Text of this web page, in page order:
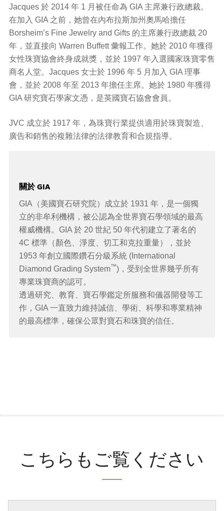
Jacques 於 2014 年 1 月被任命為 GIA 主席兼行政總裁。
在加入 GIA 之前，她曾在內布拉斯加州奧馬哈擔任
Borsheim’s Fine Jewelry and Gifts 的主席兼行政總裁 20
年，並直接向 Warren Buffett 彙報工作。她於 2010 年獲得
女性珠寶協會終身成就獎，並於 1997 年入選國家珠寶零售
商名人堂。Jacques 女士於 1996 年 5 月加入 GIA 理事
會，並於 2008 年至 2013 年擔任主席。她於 1980 年獲得
GIA 研究寶石學家文憑，是英國寶石協會會員。
JVC 成立於 1917 年，為珠寶行業提供適用於珠寶製造、
廣告和銷售的複雜法律的法律教育和合規指導。
關於 GIA
GIA（美國寶石研究院）成立於 1931 年，是一個獨
立的非牟利機構，被公認為全世界寶石學領域的最高
權威機構。GIA 於 20 世紀 50 年代初建立了著名的
4C 標準（顏色、淨度、切工和克拉重量），並於
1953 年創立國際鑽石分級系統 (International
Diamond Grading System™)，受到全世界幾乎所有
專業珠寶商的認可。
透過研究、教育、寶石學鑑定所服務和儀器開發等工
作，GIA 一直致力維持誠信、學術、科學和專業精神
的最高標準，確保公眾對寶石和珠寶的信任。
こちらもご覧ください